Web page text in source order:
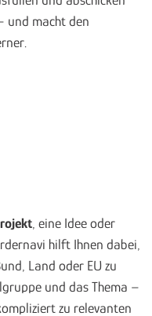
und macht den
, eine Idee oder
hilft Ihnen dabei,
Land oder EU zu
und das Thema –
zu relevanten